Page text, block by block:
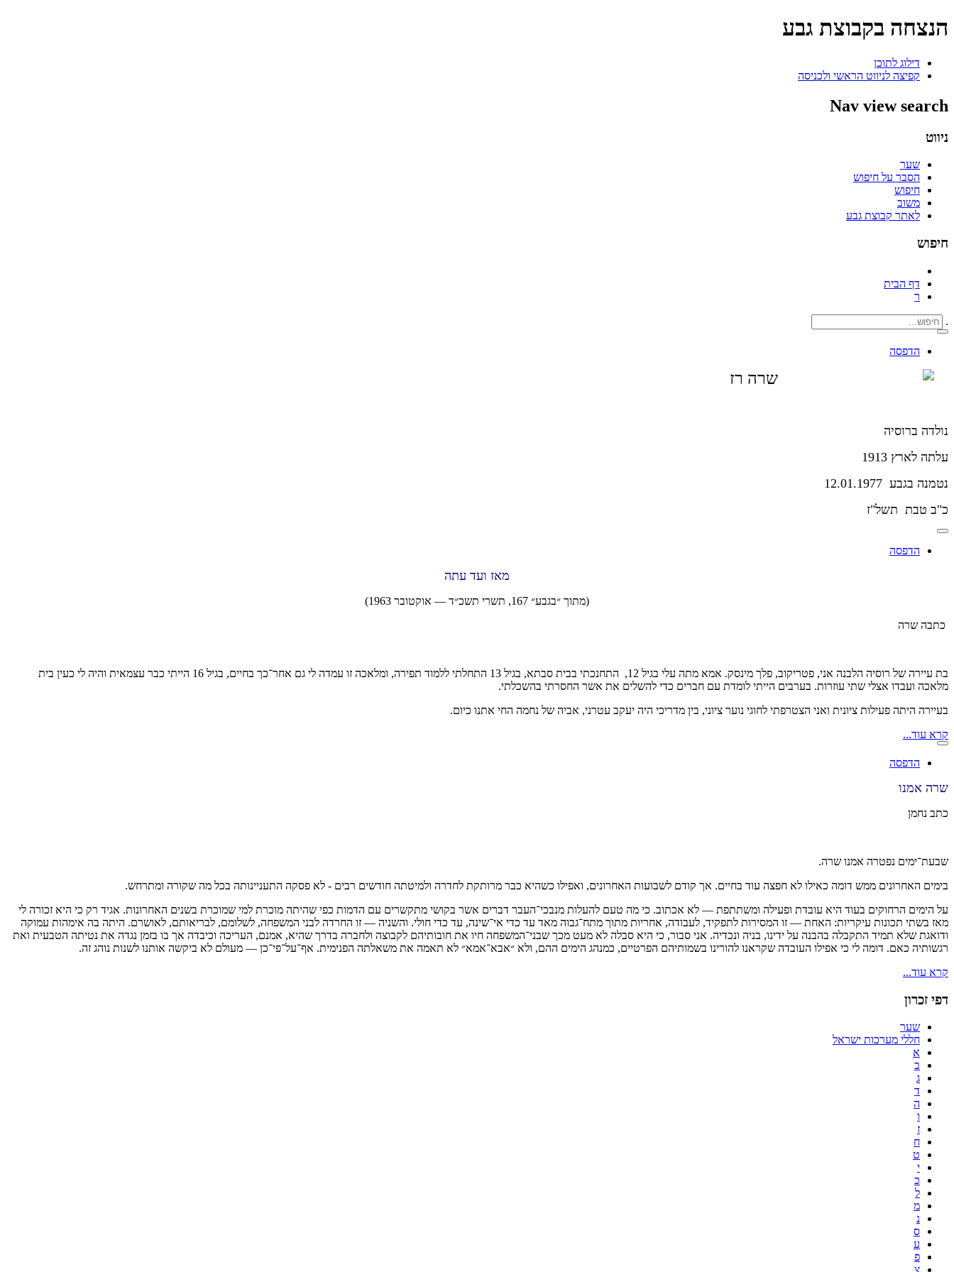
הנצחה בקבוצת גבע
דילוג לתוכן
קפיצה לניווט הראשי ולכניסה
Nav view search
ניווט
שער
הסבר על חיפוש
חיפוש
משוב
לאתר קבוצת גבע
חיפוש
דף הבית
ר
.
הדפסה
שרה רז
נולדה ברוסיה
עלתה לארץ 1913
נטמנה בגבע 12.01.1977
כ"ב טבת תשל"ז
הדפסה
מאז ועד עתה
(מתוך ״בגבע״ 167, תשרי תשכ״ד — אוקטובר 1963)
כתבה שרה
בת עיירה של רוסיה הלבנה אני, פטריקוב, פלך מינסק. אמא מתה עלי בגיל 12, התחנכתי בבית סבתא, בגיל 13 התחלתי ללמוד תפירה, ומלאכה זו עמדה לי גם אחר־כך בחיים, בגיל 16 הייתי כבר עצמאית והיה לי כעין בית
מלאכה ועבדו אצלי שתי עוזרות. בערבים הייתי לומדת עם חברים כדי להשלים את אשר החסרתי בהשכלתי.
בעיירה היתה פעילות ציונית ואני הצטרפתי לחוגי נוער ציוני, בין מדריכי היה יעקב עטרני, אביה של נחמה החי אתנו כיום.
קרא עוד...
הדפסה
שרה אמנו
כתב נחמן
שבעת־ימים נפטרה אמנו שרה.
בימים האחרונים ממש דומה כאילו לא חפצה עוד בחיים. אך קודם לשבועות האחרונים, ואפילו כשהיא כבר מרותקת לחדרה ולמיטתה חודשים רבים - לא פסקה התעניינותה בכל מה שקורה ומתרחש.
על הימים הרחוקים בעוד היא עובדת ופעילה ומשתתפת — לא אכתוב. כי מה טעם להעלות מנבכי־העבר דברים אשר בקושי מתקשרים עם הדמות כפי שהיתה מוכרת למי שמוכרת בשנים האחרונות. אגיד רק כי היא זכורה לי
מאז בשתי תכונות עיקריות: האחת — זו המסירות לתפקיד, לעבודה, אחריות מתוך מתח־גבוה מאד עד כדי אי־שינה, עד כדי חולי. והשניה — זו החרדה לבני המשפחה, לשלומם, לבריאותם, לאושרם. היתה בה אימהות עמוקה
ודואגת שלא תמיד התקבלה בהבנה על ידינו, בניה ונכדיה. אני סבור, כי היא סבלה לא מעט מכך שבני־המשפחה חיו את חובותיהם לקבוצה ולחברה בדרך שהיא, אמנם, העריכה וכיבדה אך בו בזמן נגדה את נטיתה הטבעית ואת
רגשותיה כאם. דומה לי כי אפילו העובדה שקראנו להורינו בשמותיהם הפרטיים, כמנהג הימים ההם, ולא ״אבא־אמא״ לא תאמה את משאלתה הפנימית. אף־על־פי־כן — מעולם לא ביקשה אותנו לשנות נוהג זה.
קרא עוד...
דפי זכרון
שער
חללי מערכות ישראל
א
ב
ג
ד
ה
ו
ז
ח
ט
י
כ
ל
מ
נ
ס
ע
פ